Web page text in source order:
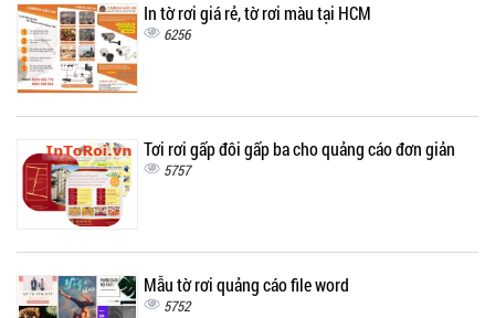
In tờ rơi giá rẻ, tờ rơi màu tại HCM
6256
Tơi rơi gấp đôi gấp ba cho quảng cáo đơn giản
5757
Mẫu tờ rơi quảng cáo file word
5752